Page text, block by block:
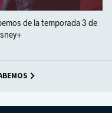
de la temporada 3 de